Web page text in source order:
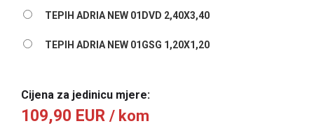
TEPIH ADRIA NEW 01DVD 2,40X3,40
TEPIH ADRIA NEW 01GSG 1,20X1,20
Cijena za jedinicu mjere:
109,90 EUR / kom